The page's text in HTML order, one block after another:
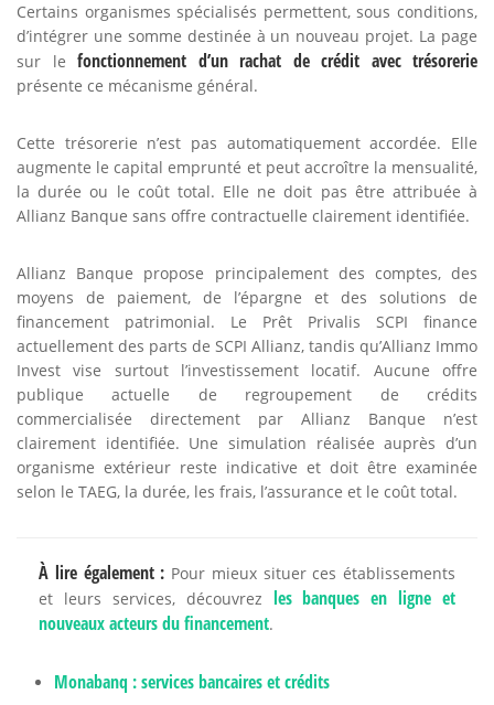
Certains organismes spécialisés permettent, sous conditions,
d’intégrer une somme destinée à un nouveau projet. La page
sur le fonctionnement d’un rachat de crédit avec trésorerie
présente ce mécanisme général.
Cette trésorerie n’est pas automatiquement accordée. Elle
augmente le capital emprunté et peut accroître la mensualité,
la durée ou le coût total. Elle ne doit pas être attribuée à
Allianz Banque sans offre contractuelle clairement identifiée.
Allianz Banque propose principalement des comptes, des
moyens de paiement, de l’épargne et des solutions de
financement patrimonial. Le Prêt Privalis SCPI finance
actuellement des parts de SCPI Allianz, tandis qu’Allianz Immo
Invest vise surtout l’investissement locatif. Aucune offre
publique actuelle de regroupement de crédits
commercialisée directement par Allianz Banque n’est
clairement identifiée. Une simulation réalisée auprès d’un
organisme extérieur reste indicative et doit être examinée
selon le TAEG, la durée, les frais, l’assurance et le coût total.
À lire également : Pour mieux situer ces établissements
et leurs services, découvrez les banques en ligne et
nouveaux acteurs du financement.
Monabanq : services bancaires et crédits